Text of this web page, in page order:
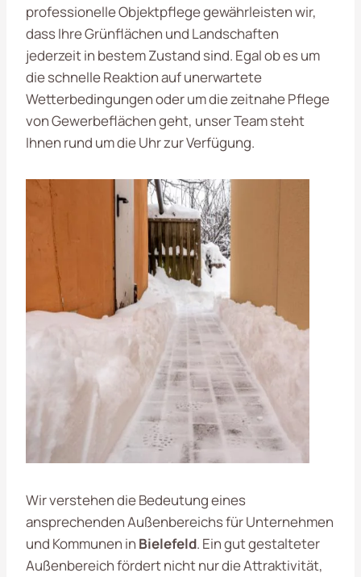
professionelle Objektpflege gewährleisten wir,
dass Ihre Grünflächen und Landschaften
jederzeit in bestem Zustand sind. Egal ob es um
die schnelle Reaktion auf unerwartete
Wetterbedingungen oder um die zeitnahe Pflege
von Gewerbeflächen geht, unser Team steht
Ihnen rund um die Uhr zur Verfügung.
Wir verstehen die Bedeutung eines
ansprechenden Außenbereichs für Unternehmen
und Kommunen in Bielefeld. Ein gut gestalteter
Außenbereich fördert nicht nur die Attraktivität,